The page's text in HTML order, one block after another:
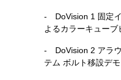
- DoVision 1 固定イ
よるカラーキュー
- DoVision 2 アラウ
テム ボルト移設デモ